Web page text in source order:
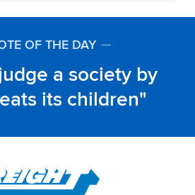
OF THE DAY
a society by
its children